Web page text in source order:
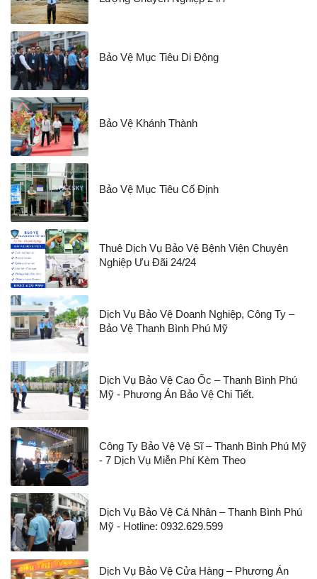
Bảo Vệ Mục Tiêu Di Động
Bảo Vệ Khánh Thành
Bảo Vệ Mục Tiêu Cố Định
Thuê Dịch Vụ Bảo Vệ Bệnh Viện Chuyên
Nghiệp Ưu Đãi 24/24
Dịch Vụ Bảo Vệ Doanh Nghiệp, Công Ty –
Bảo Vệ Thanh Bình Phú Mỹ
Dịch Vụ Bảo Vệ Cao Ốc – Thanh Bình Phú
Mỹ - Phương Án Bảo Vệ Chi Tiết.
Công Ty Bảo Vệ Vệ Sĩ – Thanh Bình Phú Mỹ
- 7 Dịch Vụ Miễn Phí Kèm Theo
Dịch Vụ Bảo Vệ Cá Nhân – Thanh Bình Phú
Mỹ - Hotline: 0932.629.599
Dịch Vụ Bảo Vệ Cửa Hàng – Phương Án